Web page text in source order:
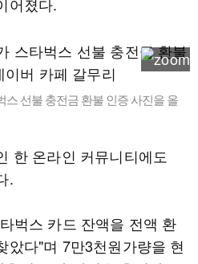
선불 충전금 환불 인증 사진을 올
한 온라인 커뮤니티에도
.
벅스 카드 잔액을 전액 환
았다"며 7만3천원가량을 현